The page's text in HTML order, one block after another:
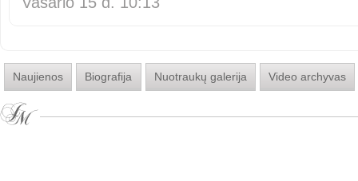
Naujienos Biografija Nuotraukų galerija Video archyvas